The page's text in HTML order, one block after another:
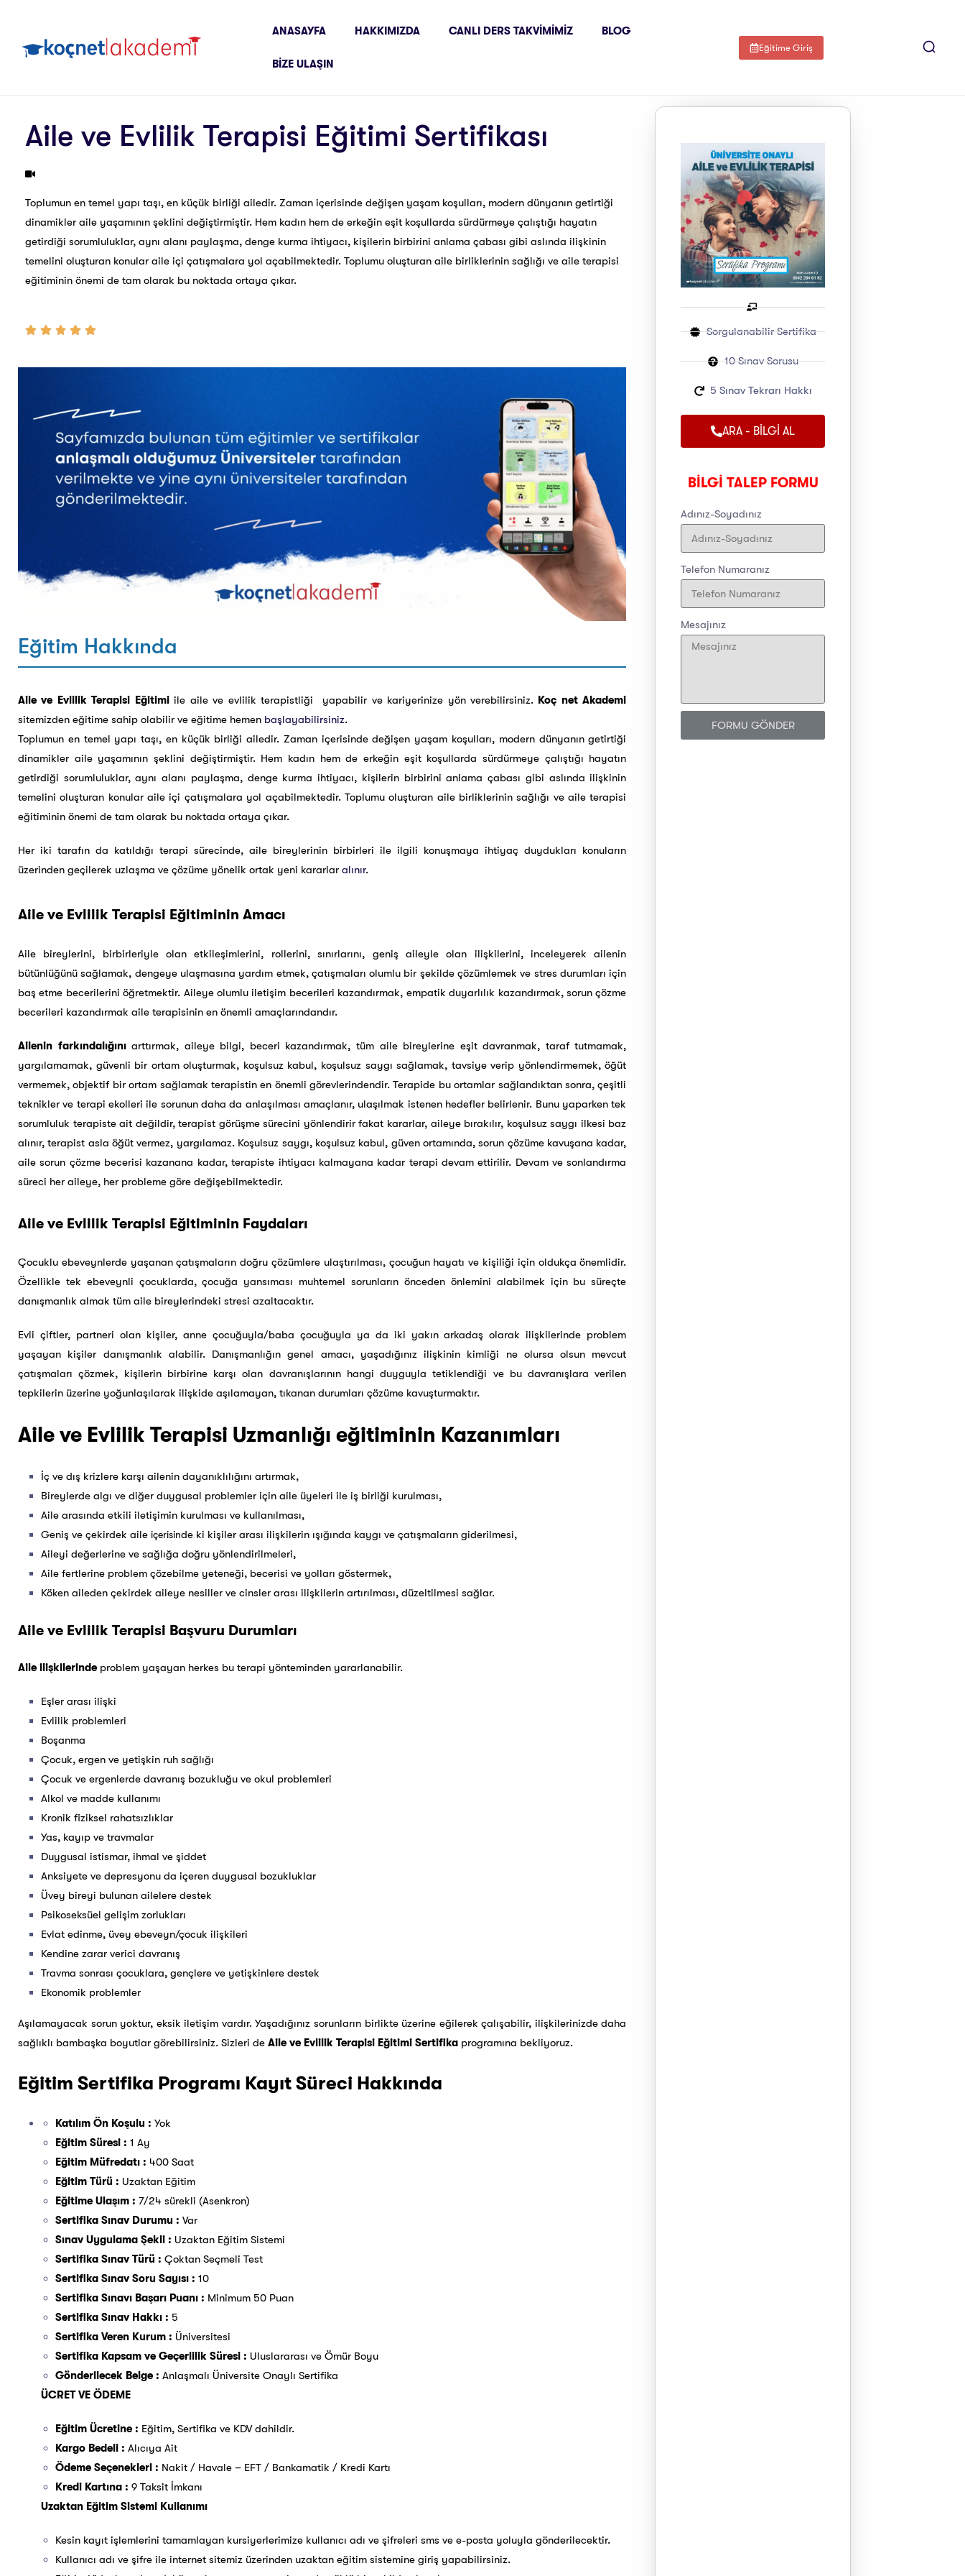
ANASAYFA HAKKIMIZDA CANLI DERS TAKVIMIMIZ BLOG
BIZE ULAŞIN
Eğitime Giriş
Aile ve Evlilik Terapisi Eğitimi Sertifikası
Toplumun en temel yapı taşı, en küçük birliği ailedir. Zaman içerisinde değişen yaşam koşulları, modern dünyanın getirtiği
dinamikler aile yaşamının şeklini değiştirmiştir. Hem kadın hem de erkeğin eşit koşullarda sürdürmeye çalıştığı hayatın
getirdiği sorumluluklar, aynı alanı paylaşma, denge kurma ihtiyacı, kişilerin birbirini anlama çabası gibi aslında ilişkinin
temelini oluşturan konular aile içi çatışmalara yol açabilmektedir. Toplumu oluşturan aile birliklerinin sağlığı ve aile terapisi
eğitiminin önemi de tam olarak bu noktada ortaya çıkar.
Eğitim Hakkında
Aile ve EvlilikTerapisi Eğitimiile aile ve evlilik terapistliği yapabilir ve kariyerinize yön verebilirsiniz. Koç net Akademi
sitemizden eğitime sahip olabilir ve eğitime hemen başlayabilirsiniz.
Toplumun en temel yapı taşı, en küçük birliği ailedir. Zaman içerisinde değişen yaşam koşulları, modern dünyanın getirtiği
dinamikler aile yaşamının şeklini değiştirmiştir. Hem kadın hem de erkeğin eşit koşullarda sürdürmeye çalıştığı hayatın
getirdiği sorumluluklar, aynı alanı paylaşma, denge kurma ihtiyacı, kişilerin birbirini anlama çabası gibi aslında ilişkinin
temelini oluşturan konular aile içi çatışmalara yol açabilmektedir. Toplumu oluşturan aile birliklerinin sağlığı ve aile terapisi
eğitiminin önemi de tam olarak bu noktada ortaya çıkar.
Her iki tarafın da katıldığı terapi sürecinde, aile bireylerinin birbirleri ile ilgili konuşmaya ihtiyaç duydukları konuların
üzerinden geçilerek uzlaşma ve çözüme yönelik ortak yeni kararlar alınır.
Aile ve Evlilik Terapisi Eğitiminin Amacı
Aile bireylerini, birbirleriyle olan etkileşimlerini, rollerini, sınırlarını, geniş aileyle olan ilişkilerini, inceleyerek ailenin
bütünlüğünü sağlamak, dengeye ulaşmasına yardım etmek, çatışmaları olumlu bir şekilde çözümlemek ve stres durumları için
baş etme becerilerini öğretmektir. Aileye olumlu iletişim becerileri kazandırmak, empatik duyarlılık kazandırmak, sorun çözme
becerileri kazandırmak aile terapisinin en önemli amaçlarındandır.
Ailenin farkındalığınıarttırmak, aileye bilgi, beceri kazandırmak, tüm aile bireylerine eşit davranmak, taraf tutmamak,
yargılamamak, güvenli bir ortam oluşturmak, koşulsuz kabul, koşulsuz saygı sağlamak, tavsiye verip yönlendirmemek, öğüt
vermemek, objektif bir ortam sağlamak terapistin en önemli görevlerindendir. Terapide bu ortamlar sağlandıktan sonra, çeşitli
teknikler ve terapi ekolleri ile sorunun daha da anlaşılması amaçlanır, ulaşılmak istenen hedefler belirlenir. Bunu yaparken tek
sorumluluk terapiste ait değildir, terapist görüşme sürecini yönlendirir fakat kararlar, aileye bırakılır, koşulsuz saygı ilkesi baz
alınır, terapist asla öğüt vermez, yargılamaz. Koşulsuz saygı, koşulsuz kabul, güven ortamında, sorun çözüme kavuşana kadar,
aile sorun çözme becerisi kazanana kadar, terapiste ihtiyacı kalmayana kadar terapi devam ettirilir. Devam ve sonlandırma
süreci her aileye, her probleme göre değişebilmektedir.
Aile ve Evlilik Terapisi Eğitiminin Faydaları
Çocuklu ebeveynlerde yaşanan çatışmaların doğru çözümlere ulaştırılması, çocuğun hayatı ve kişiliği için oldukça önemlidir.
Özellikle tek ebeveynli çocuklarda, çocuğa yansıması muhtemel sorunların önceden önlemini alabilmek için bu süreçte
danışmanlık almak tüm aile bireylerindeki stresi azaltacaktır. ​
Evli çiftler, partneri olan kişiler, anne çocuğuyla/baba çocuğuyla ya da iki yakın arkadaş olarak ilişkilerinde problem
yaşayan kişiler danışmanlık alabilir. Danışmanlığın genel amacı, yaşadığınız ilişkinin kimliği ne olursa olsun mevcut
çatışmaları çözmek, kişilerin birbirine karşı olan davranışlarının hangi duyguyla tetiklendiği ve bu davranışlara verilen
tepkilerin üzerine yoğunlaşılarak ilişkide aşılamayan, tıkanan durumları çözüme kavuşturmaktır.
Aile ve Evlilik Terapisi Uzmanlığı eğitiminin Kazanımları
İç ve dış krizlere karşı ailenin dayanıklılığını artırmak,
Bireylerde algı ve diğer duygusal problemler için aile üyeleri ile iş birliği kurulması,
Aile arasında etkili iletişimin kurulması ve kullanılması,
Geniş ve çekirdek aile içerisinde ki kişiler arası ilişkilerin ışığında kaygı ve çatışmaların giderilmesi,
Aileyi değerlerine ve sağlığa doğru yönlendirilmeleri,
Aile fertlerine problem çözebilme yeteneği, becerisi ve yolları göstermek,
Köken aileden çekirdek aileye nesiller ve cinsler arası ilişkilerin artırılması, düzeltilmesi sağlar.
Aile ve Evlilik Terapisi Başvuru Durumları
Aile ilişkilerinde problem yaşayan herkes bu terapi yönteminden yararlanabilir.
Eşler arası ilişki
Evlilik problemleri
Boşanma
Çocuk, ergen ve yetişkin ruh sağlığı
Çocuk ve ergenlerde davranış bozukluğu ve okul problemleri
Alkol ve madde kullanımı
Kronik fiziksel rahatsızlıklar
Yas, kayıp ve travmalar
Duygusal istismar, ihmal ve şiddet
Anksiyete ve depresyonu da içeren duygusal bozukluklar
Üvey bireyi bulunan ailelere destek
Psikoseksüel gelişim zorlukları
Evlat edinme, üvey ebeveyn/çocuk ilişkileri
Kendine zarar verici davranış
Travma sonrası çocuklara, gençlere ve yetişkinlere destek
Ekonomik problemler
Aşılamayacak sorun yoktur, eksik iletişim vardır. Yaşadığınız sorunların birlikte üzerine eğilerek çalışabilir, ilişkilerinizde daha
sağlıklı bambaşka boyutlar görebilirsiniz. Sizleri de Aile ve Evlilik Terapisi Eğitimi Sertifika programına bekliyoruz.
Eğitim Sertifika Programı Kayıt Süreci Hakkında
Katılım Ön Koşulu : Yok
Eğitim Süresi : 1 Ay
Eğitim Müfredatı : 400 Saat
Eğitim Türü : Uzaktan Eğitim
Eğitime Ulaşım : 7/24 sürekli (Asenkron)
Sertifika Sınav Durumu : Var
Sınav Uygulama Şekli : Uzaktan Eğitim Sistemi
Sertifika Sınav Türü : Çoktan Seçmeli Test
Sertifika Sınav Soru Sayısı : 10
Sertifika Sınavı Başarı Puanı : Minimum 50 Puan
Sertifika Sınav Hakkı : 5
Sertifika Veren Kurum : Üniversitesi
Sertifika Kapsam ve Geçerlilik Süresi : Uluslararası ve Ömür Boyu
Gönderilecek Belge : Anlaşmalı Üniversite Onaylı Sertifika
ÜCRET VE ÖDEME
Eğitim Ücretine : Eğitim, Sertifika ve KDV dahildir.
Kargo Bedeli : Alıcıya Ait
Ödeme Seçenekleri : Nakit / Havale – EFT / Bankamatik / Kredi Kartı
Kredi Kartına : 9 Taksit İmkanı
Uzaktan Eğitim Sistemi Kullanımı
Kesin kayıt işlemlerini tamamlayan kursiyerlerimize kullanıcı adı ve şifreleri sms ve e-posta yoluyla gönderilecektir.
Kullanıcı adı ve şifre ile internet sitemiz üzerinden uzaktan eğitim sistemine giriş yapabilirsiniz.
Sorgulanabilir Sertifika
10 Sınav Sorusu
5 Sınav Tekrarı Hakkı
ARA - BİLGİ AL
BİLGİ TALEP FORMU
Adınız-Soyadınız
Telefon Numaranız
Mesajınız
FORMU GÖNDER